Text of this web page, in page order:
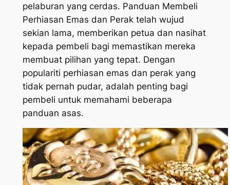
pelaburan yang cerdas. Panduan Membeli
Perhiasan Emas dan Perak telah wujud
sekian lama, memberikan petua dan nasihat
kepada pembeli bagi memastikan mereka
membuat pilihan yang tepat. Dengan
populariti perhiasan emas dan perak yang
tidak pernah pudar, adalah penting bagi
pembeli untuk memahami beberapa
panduan asas.